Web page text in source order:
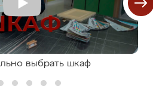
выбрать шкаф